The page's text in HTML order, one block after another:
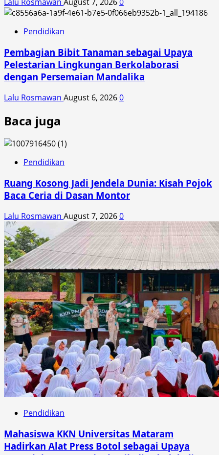
Pendidikan
Pembagian Bibit Tanaman sebagai Upaya
Pelestarian Lingkungan Berkolaborasi
dengan Persemaian Mandalika
Lalu Rosmawan August 6, 20260
Baca juga
Pendidikan
Ruang Kosong Jadi Jendela Dunia: Kisah Pojok
Baca Ceria di Dasan Montor
Lalu Rosmawan August 7, 20260
Pendidikan
Mahasiswa KKN Universitas Mataram
Hadirkan Alat Press Botol sebagai Upaya